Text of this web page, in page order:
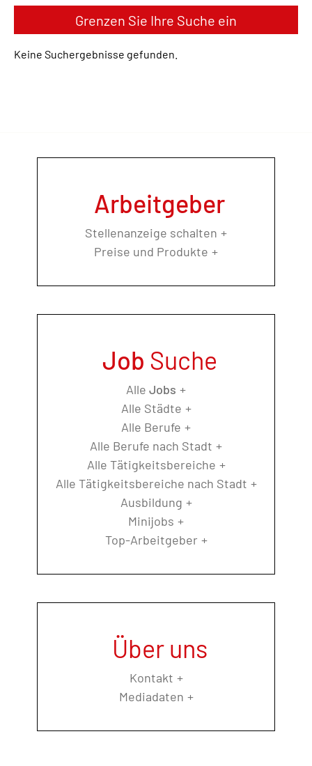
Grenzen Sie Ihre Suche ein
Keine Suchergebnisse gefunden.
Arbeitgeber
Stellenanzeige schalten
Preise und Produkte
Job Suche
Alle Jobs
Alle Städte
Alle Berufe
Alle Berufe nach Stadt
Alle Tätigkeitsbereiche
Alle Tätigkeitsbereiche nach Stadt
Ausbildung
Minijobs
Top-Arbeitgeber
Über uns
Kontakt
Mediadaten